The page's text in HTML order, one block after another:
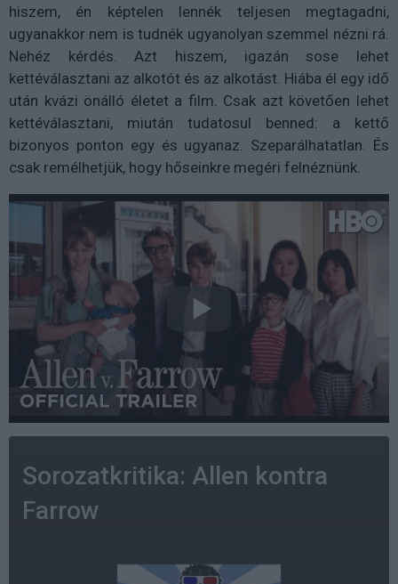
hiszem, én képtelen lennék teljesen megtagadni,
ugyanakkor nem is tudnék ugyanolyan szemmel nézni rá.
Nehéz kérdés. Azt hiszem, igazán sose lehet
kettéválasztani az alkotót és az alkotást. Hiába él egy idő
után kvázi önálló életet a film. Csak azt követően lehet
kettéválasztani, miután tudatosul benned: a kettő
bizonyos ponton egy és ugyanaz. Szeparálhatatlan. És
csak remélhetjük, hogy hőseinkre megéri felnéznünk.
Sorozatkritika: Allen kontra
Farrow